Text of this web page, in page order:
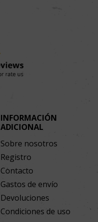
INFORMACIÓN
ADICIONAL
Sobre nosotros
Registro
Contacto
Gastos de envío
Devoluciones
Condiciones de uso